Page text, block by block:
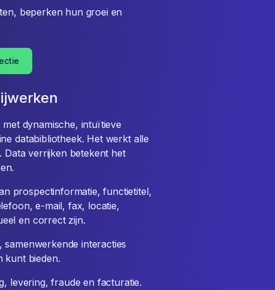
beperken hun groei en
dynamische, intuïtieve
databibliotheek. Het werkt alle
Data verrijken betekent het
prospectinformatie, functietitel,
e-mail, fax, locatie,
en correct zijn.
interacties
kunt bieden.
levering, fraude en facturatie.